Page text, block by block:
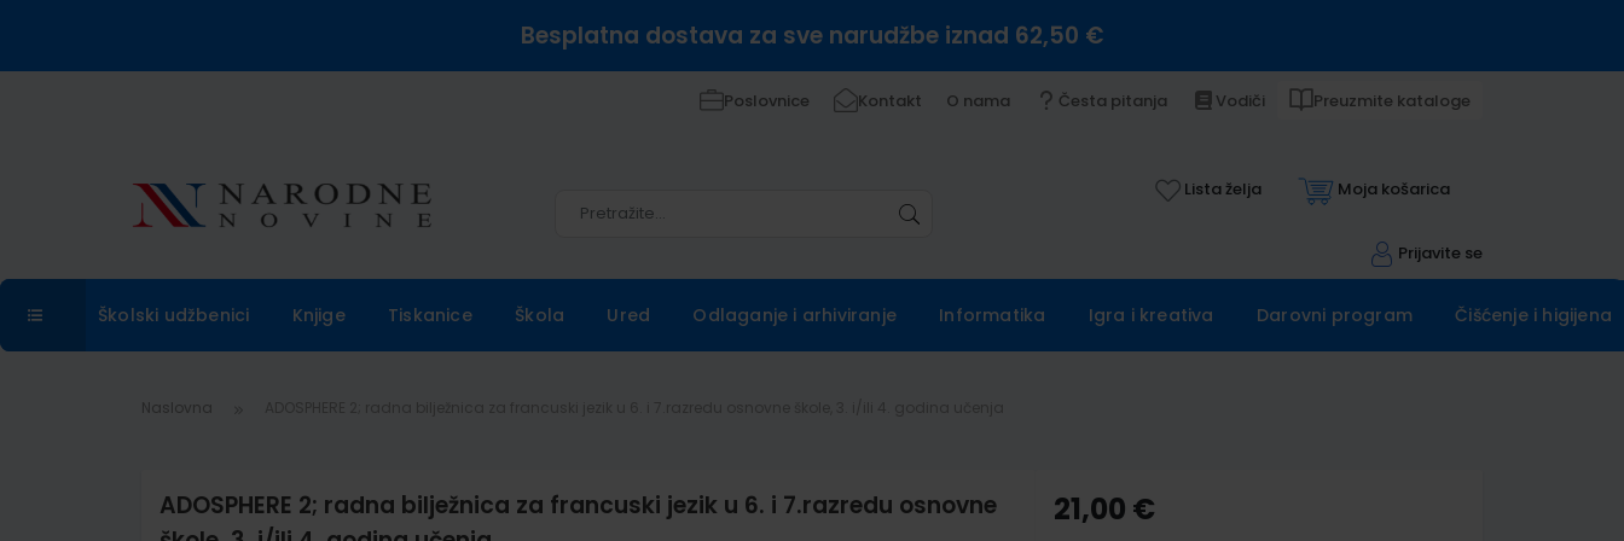
Besplatna dostava za sve narudžbe iznad 62,50 €
Poslovnice Kontakt O nama Česta pitanja Vodiči Preuzmite kataloge
Lista želja Moja košarica
Prijavite se
Školski udžbenici Knjige Tiskanice Škola Ured Odlaganje i arhiviranje Informatika Igra i kreativa Darovni program Čišćenje i higijena
Naslovna
ADOSPHERE 2; radna bilježnica za francuski jezik u 6. i 7.razredu osnovne
21,00 €